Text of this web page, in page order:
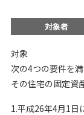
対象者
対象
次の4つの要件を
その住宅の固定資
1.平成26年4月1日